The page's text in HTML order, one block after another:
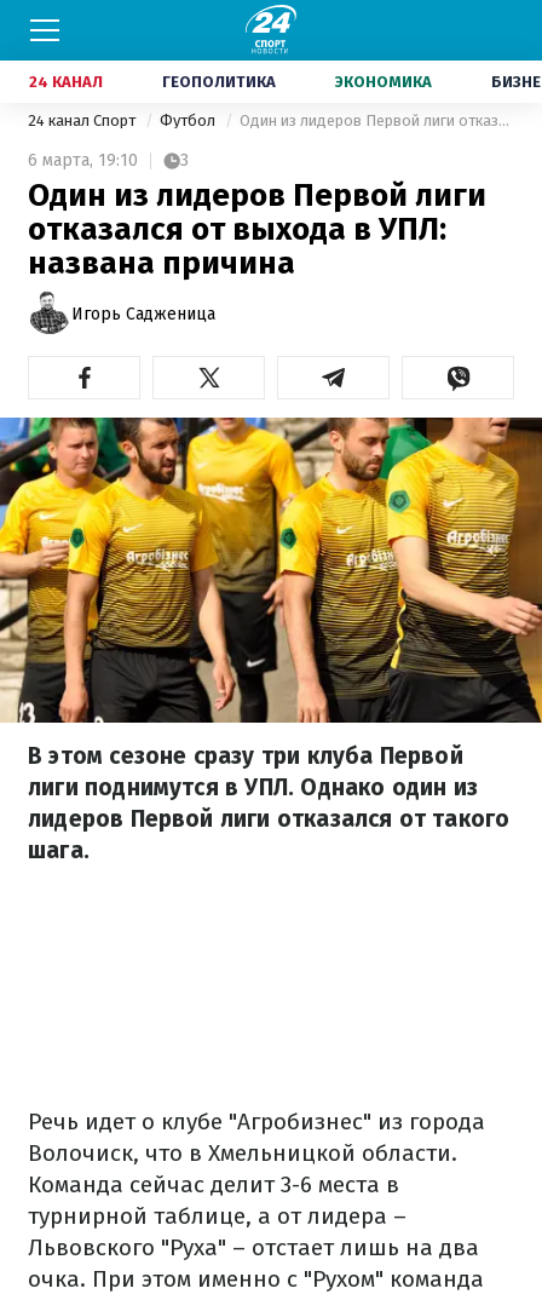
24 КАНАЛ ГЕОПОЛИТИКА ЭКОНОМИКА
24 канал Спорт Футбол Один из лидеров Первой лиги отказался от выхода в УПЛ: названа причина
6 марта, 19:10 3
Один из лидеров Первой лиги
отказался от выхода в УПЛ:
названа причина
Игорь Садженица
В этом сезоне сразу три клуба Первой
лиги поднимутся в УПЛ. Однако один из
лидеров Первой лиги отказался от такого
шага.
Речь идет о клубе "Агробизнес" из города
Волочиск, что в Хмельницкой области.
Команда сейчас делит 3-6 места в
турнирной таблице, а от лидера –
Львовского "Руха" – отстает лишь на два
очка. При этом именно с "Рухом" команда